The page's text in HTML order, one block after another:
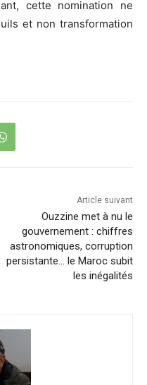
cette nomination ne
et non transformation
Article suivant
Ouzzine met à nu le
gouvernement : chiffres
astronomiques, corruption
persistante… le Maroc subit
les inégalités